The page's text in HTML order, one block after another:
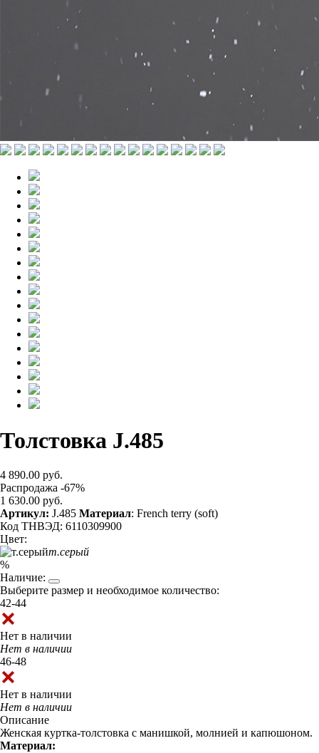
Толстовка J.485
4 890.00 руб.
Распродажа -67%
1 630.00 руб.
Артикул: J.485 Материал: French terry (soft)
Код ТНВЭД: 6110309900
Цвет:
т.серый
%
Наличие:
Выберите размер и необходимое количество:
42-44
Нет в наличии
Нет в наличии
46-48
Нет в наличии
Нет в наличии
Описание
Женская куртка-толстовка c манишкой, молнией и капюшоном.
Материал: